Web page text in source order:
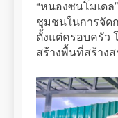
“หนองซนโมเด
ชุมชนในการจัดก
ตั้งแต่ครอบครัว
สร้างพื้นที่สร้าง